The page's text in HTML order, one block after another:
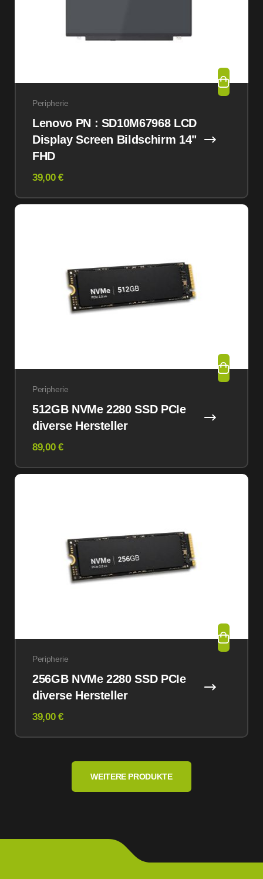
Peripherie
Lenovo PN : SD10M67968 LCD
Display Screen Bildschirm 14"
FHD
39,00 €
Peripherie
512GB NVMe 2280 SSD PCIe
diverse Hersteller
89,00 €
Peripherie
256GB NVMe 2280 SSD PCIe
diverse Hersteller
39,00 €
WEITERE PRODUKTE